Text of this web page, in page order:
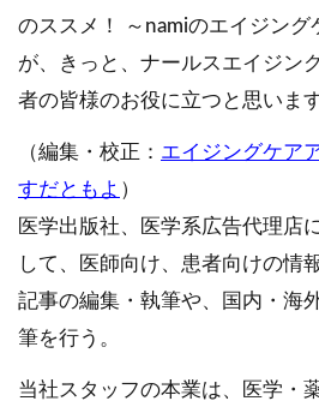
のススメ！ ～namiのエイジング
が、きっと、ナールスエイジン
者の皆様のお役に立つと思います
（編集・校正： エイジングケア
すだともよ ）
医学出版社、医学系広告代理店
して、医師向け、患者向けの情
記事の編集・執筆や、国内・海
筆を行う。
当社スタッフの本業は、医学・